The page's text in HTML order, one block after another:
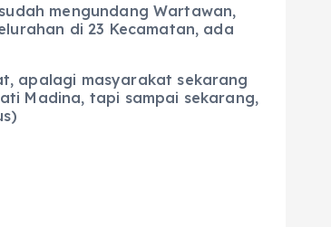
mengundang Wartawan,
di 23 Kecamatan, ada
apalagi masyarakat sekarang
Madina, tapi sampai sekarang,